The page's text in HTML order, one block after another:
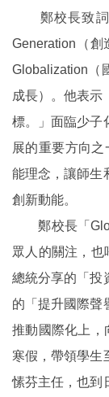
鄭校長致詞
Generation（創
Globalization（
成長）。他表示
標。」面臨少子
展的重要方向
能理念，讓師生
創新動能。
鄭校長「
眾人的關注，也
總統分享的「投
的「提升國際聲
推動國際化上，
寒假，帶領學生
愫芬主任，也到